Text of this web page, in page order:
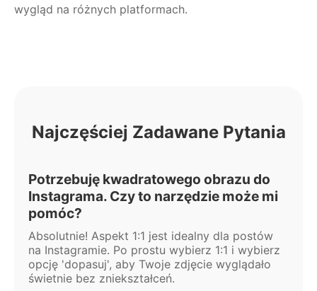
wygląd na różnych platformach.
Najczęściej Zadawane Pytania
Potrzebuję kwadratowego obrazu do
Instagrama. Czy to narzędzie może mi
pomóc?
Absolutnie! Aspekt 1:1 jest idealny dla postów
na Instagramie. Po prostu wybierz 1:1 i wybierz
opcję 'dopasuj', aby Twoje zdjęcie wyglądało
świetnie bez zniekształceń.